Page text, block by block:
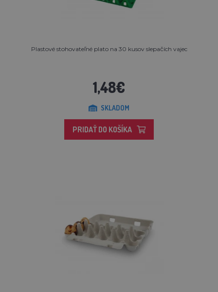
Plastové stohovateľné plato na 30 kusov slepačích vajec
1,48€
SKLADOM
PRIDAŤ DO KOŠÍKA